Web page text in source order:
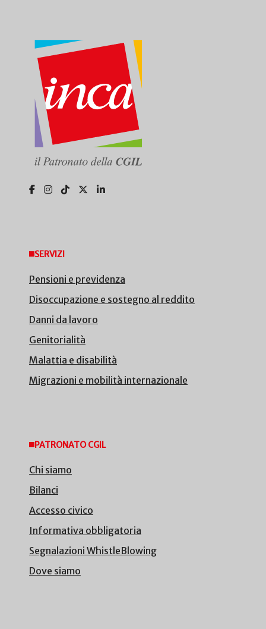
SERVIZI
Pensioni e previdenza
Disoccupazione e sostegno al reddito
Danni da lavoro
Genitorialità
Malattia e disabilità
Migrazioni e mobilità internazionale
PATRONATO CGIL
Chi siamo
Bilanci
Accesso civico
Informativa obbligatoria
Segnalazioni WhistleBlowing
Dove siamo